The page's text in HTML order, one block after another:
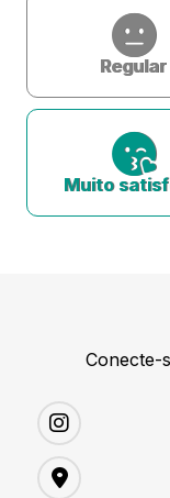
Regular
Muito
Conecte-